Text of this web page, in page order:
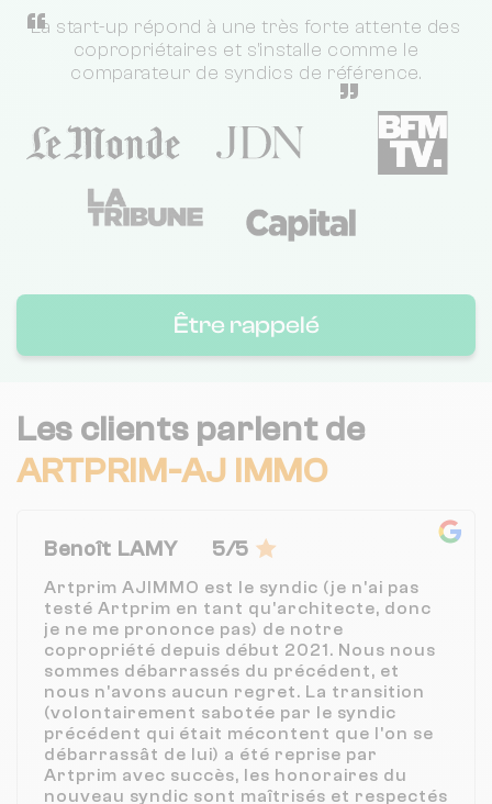
“
La start-up répond à une très forte attente des
copropriétaires et s'installe comme le
comparateur de syndics de référence.
”
Être rappelé
Les clients parlent de
ARTPRIM-AJ IMMO
Benoît LAMY 5/5
Artprim AJIMMO est le syndic (je n'ai pas
testé Artprim en tant qu'architecte, donc
je ne me prononce pas) de notre
copropriété depuis début 2021. Nous nous
sommes débarrassés du précédent, et
nous n'avons aucun regret. La transition
(volontairement sabotée par le syndic
précédent qui était mécontent que l'on se
débarrassât de lui) a été reprise par
Artprim avec succès, les honoraires du
nouveau syndic sont maîtrisés et respectés